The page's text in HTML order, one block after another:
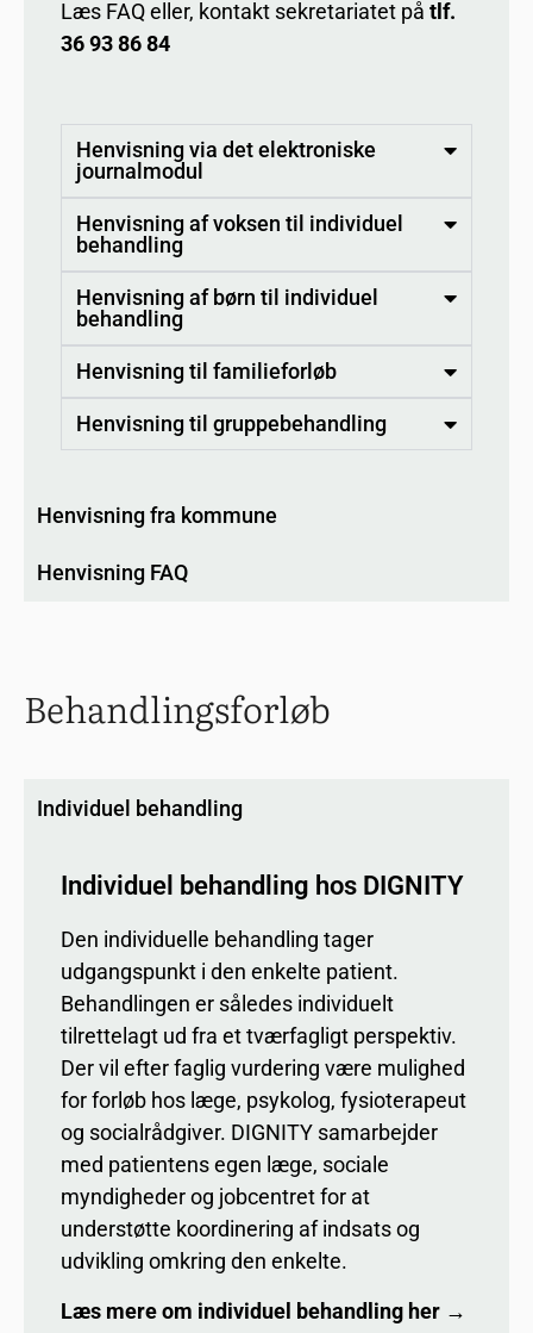
Læs FAQ eller, kontakt sekretariatet på tlf.
36 93 86 84
Henvisning via det elektroniske
journalmodul
Henvisning af voksen til individuel
behandling
Henvisning af børn til individuel
behandling
Henvisning til familieforløb
Henvisning til gruppebehandling
Henvisning fra kommune
Henvisning FAQ
Behandlingsforløb
Individuel behandling
Individuel behandling hos DIGNITY
Den individuelle behandling tager
udgangspunkt i den enkelte patient.
Behandlingen er således individuelt
tilrettelagt ud fra et tværfagligt perspektiv.
Der vil efter faglig vurdering være mulighed
for forløb hos læge, psykolog, fysioterapeut
og socialrådgiver. DIGNITY samarbejder
med patientens egen læge, sociale
myndigheder og jobcentret for at
understøtte koordinering af indsats og
udvikling omkring den enkelte.
Læs mere om individuel behandling her →